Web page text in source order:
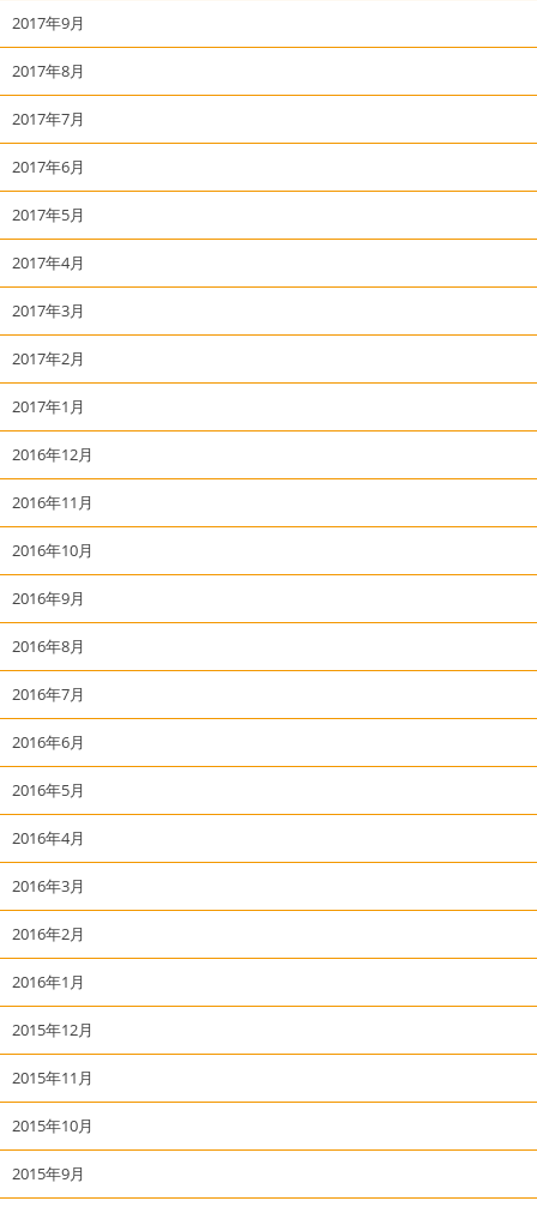
2017年9月
2017年8月
2017年7月
2017年6月
2017年5月
2017年4月
2017年3月
2017年2月
2017年1月
2016年12月
2016年11月
2016年10月
2016年9月
2016年8月
2016年7月
2016年6月
2016年5月
2016年4月
2016年3月
2016年2月
2016年1月
2015年12月
2015年11月
2015年10月
2015年9月